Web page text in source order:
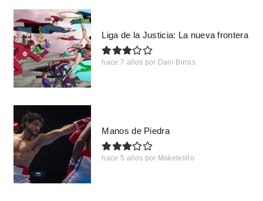
Liga de la Justicia: La nueva frontera
hace 7 años por Dani Birras
Manos de Piedra
hace 5 años por Makelelillo